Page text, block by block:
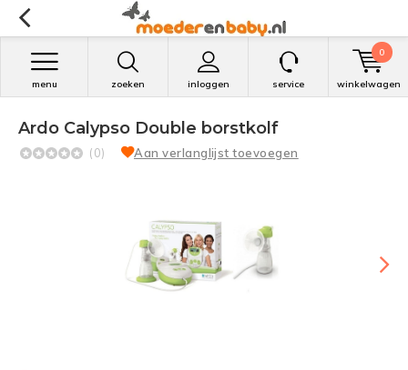
zoeken inloggen
menu service winkelwagen
0
Ardo Calypso Double borstkolf
(0) Aan verlanglijst toevoegen